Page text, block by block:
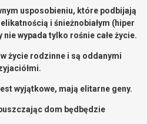
usposobieniu, które podbijają
i śnieżnobiałym (hiper
wypada tylko rośnie całe życie.
życie rodzinne i są oddanymi
wyjątkowe, mają elitarne geny.
dom będbędzie